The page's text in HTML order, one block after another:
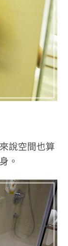
說空間也算
。